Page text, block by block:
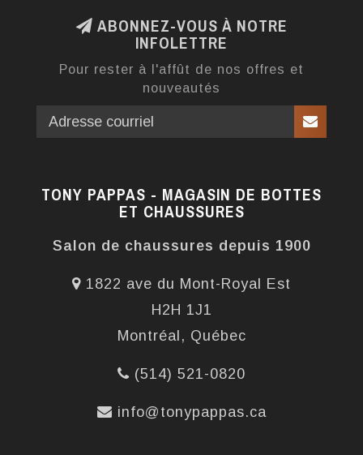
ABONNEZ-VOUS À NOTRE
INFOLETTRE
Pour rester à l'affût de nos offres et
nouveautés
TONY PAPPAS - MAGASIN DE BOTTES
ET CHAUSSURES
Salon de chaussures depuis 1900
1822 ave du Mont-Royal Est
H2H 1J1
Montréal, Québec
(514) 521-0820
info@tonypappas.ca